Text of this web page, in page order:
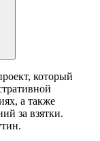
который
а также
за взятки.